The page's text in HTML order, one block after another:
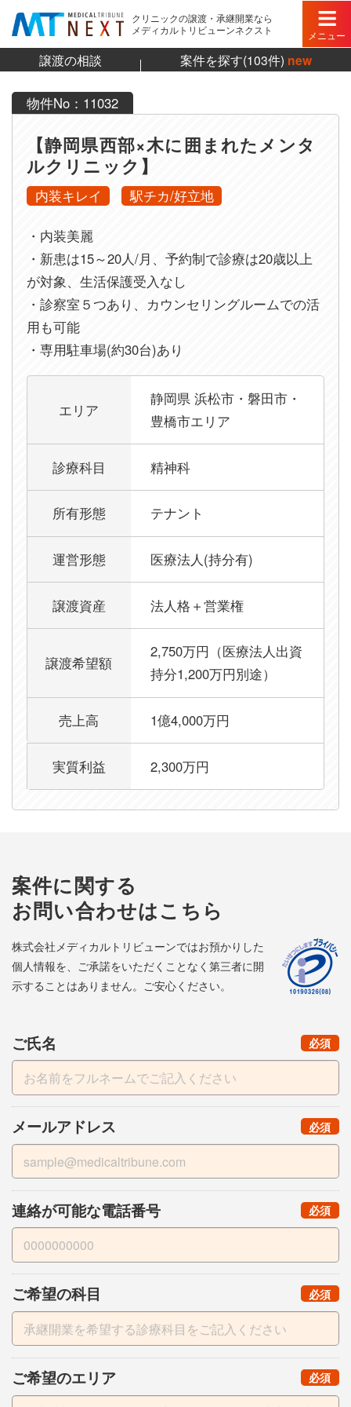
クリニックの譲渡・承継開業なら
メディカルトリビューンネクスト
メニュー
譲渡の相談 案件を探す(103件) new
物件No：11032
【静岡県西部×木に囲まれたメンタ
ルクリニック】
内装キレイ 駅チカ/好立地
・内装美麗
・新患は15～20人/月、予約制で診療は20歳以上
が対象、生活保護受入なし
・診察室５つあり、カウンセリングルームでの活
用も可能
・専用駐車場(約30台)あり
エリア
静岡県 浜松市・磐田市・
豊橋市エリア
診療科目 精神科
所有形態 テナント
運営形態 医療法人(持分有)
譲渡資産 法人格＋営業権
譲渡希望額
2,750万円（医療法人出資
持分1,200万円別途）
売上高 1億4,000万円
実質利益 2,300万円
案件に関する
お問い合わせはこちら
株式会社メディカルトリビューンではお預かりした
個人情報を、ご承諾をいただくことなく第三者に開
示することはありません。ご安心ください。
ご氏名 （
必須）
メールアドレス （
必須）
連絡が可能な電話番号 （
必須）
ご希望の科目 （
必須）
ご希望のエリア （
必須）